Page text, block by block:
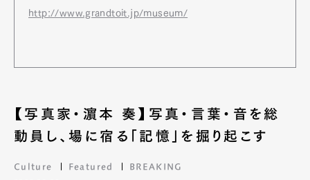
http://www.grandtoit.jp/museum/
【写真家・濵本 奏】写真・言葉・音を総
動員し、場に宿る「記憶」を掘り起こす
Culture Featured BREAKING